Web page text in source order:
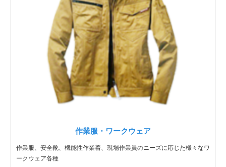
作業服・ワークウェア
作業服、安全靴、機能性作業着、現場作業員のニーズに応じた様々なワ
ークウェア各種